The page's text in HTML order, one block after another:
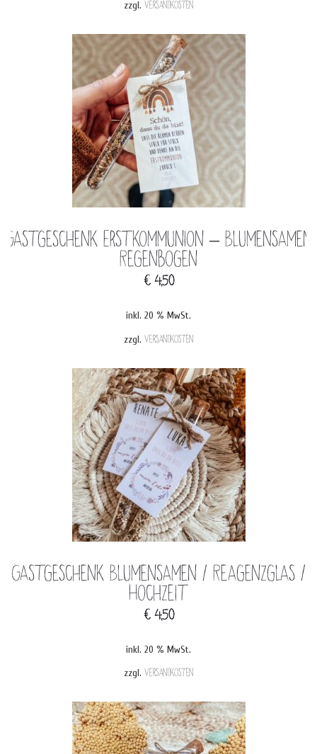
zzgl. Versandkosten
Gastgeschenk Erstkommunion – Blumensamen
Regenbogen
€4,50
inkl. 20 % MwSt.
zzgl. Versandkosten
Gastgeschenk Blumensamen / Reagenzglas /
Hochzeit
€4,50
inkl. 20 % MwSt.
zzgl. Versandkosten